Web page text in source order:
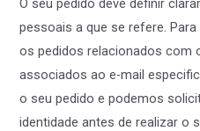
O seu pedido deve definir
pessoais a que se refere.
os pedidos relacionados com
associados ao e-mail
o seu pedido e podemos
identidade antes de realizar o